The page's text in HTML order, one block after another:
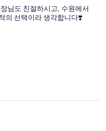
님도 친절하시고, 수원에서
의 선택이라 생각합니다❣️